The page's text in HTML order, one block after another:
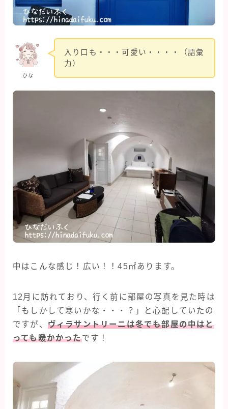
ひな
入り口も・・・可愛い・・・・（語彙
力）
中はこんな感じ！広い！！45㎡あります。
12月に訪れており、行く前に部屋の写真を見た時は
「もしかして寒いかな・・・？」と心配していたの
ですが、 ヴィラサントリーニは冬でも部屋の中はと
っても暖かかったです！